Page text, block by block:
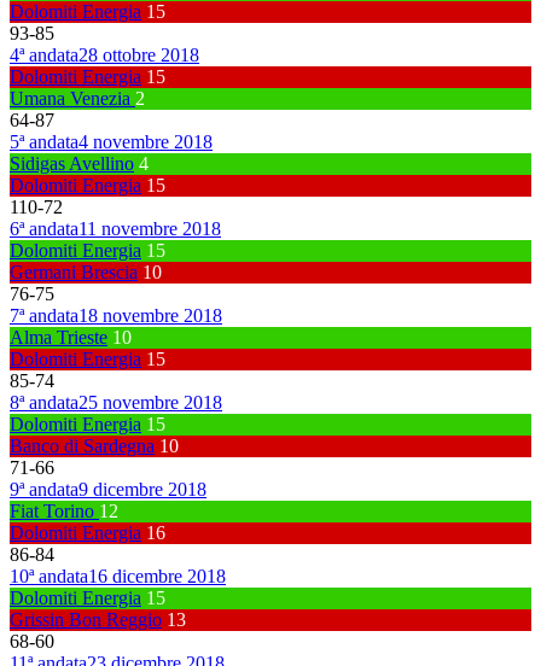
Dolomiti Energia 15
93-85
4ª andata28 ottobre 2018
Dolomiti Energia 15
Umana Venezia 2
64-87
5ª andata4 novembre 2018
Sidigas Avellino 4
Dolomiti Energia 15
110-72
6ª andata11 novembre 2018
Dolomiti Energia 15
Germani Brescia 10
76-75
7ª andata18 novembre 2018
Alma Trieste 10
Dolomiti Energia 15
85-74
8ª andata25 novembre 2018
Dolomiti Energia 15
Banco di Sardegna 10
71-66
9ª andata9 dicembre 2018
Fiat Torino 12
Dolomiti Energia 16
86-84
10ª andata16 dicembre 2018
Dolomiti Energia 15
Grissin Bon Reggio 13
68-60